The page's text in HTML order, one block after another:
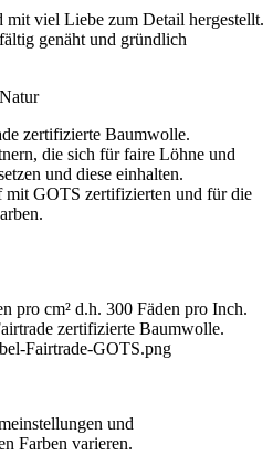
mit viel Liebe zum Detail hergestellt.
genäht und gründlich
zertifizierte Baumwolle.
die sich für faire Löhne und
und diese einhalten.
mit GOTS zertifizierten und für die
pro cm² d.h. 300 Fäden pro Inch.
zertifizierte Baumwolle.
und
Farben varieren.